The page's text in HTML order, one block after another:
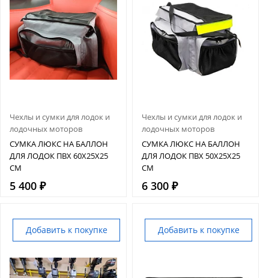
Чехлы и сумки для лодок и
лодочных моторов
СУМКА ЛЮКС НА БАЛЛОН
ДЛЯ ЛОДОК ПВХ 60X25X25
СМ
5 400 ₽
Чехлы и сумки для лодок и
лодочных моторов
СУМКА ЛЮКС НА БАЛЛОН
ДЛЯ ЛОДОК ПВХ 50Х25Х25
СМ
6 300 ₽
Добавить к покупке Добавить к покупке